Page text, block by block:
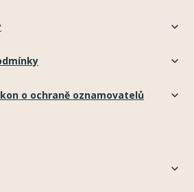
o ochraně oznamovatelů